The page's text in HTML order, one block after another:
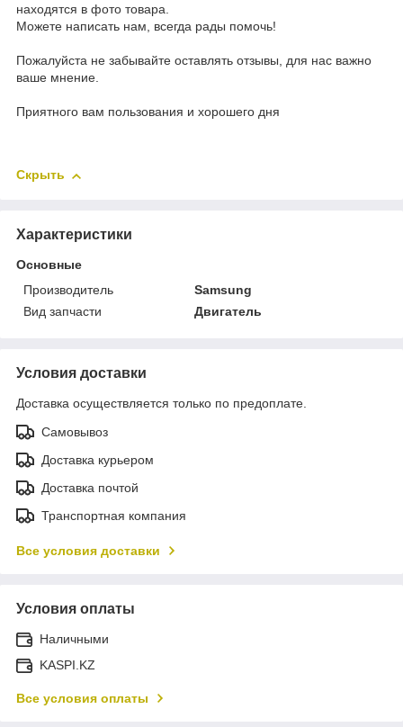
находятся в фото товара.
Можете написать нам, всегда рады помочь!
Пожалуйста не забывайте оставлять отзывы, для нас важно
ваше мнение.
Приятного вам пользования и хорошего дня
Скрыть
Характеристики
Основные
Производитель
Samsung
Вид запчасти
Двигатель
Условия доставки
Доставка осуществляется только по предоплате.
Самовывоз
Доставка курьером
Доставка почтой
Транспортная компания
Все условия доставки
Условия оплаты
Наличными
KASPI.KZ
Все условия оплаты